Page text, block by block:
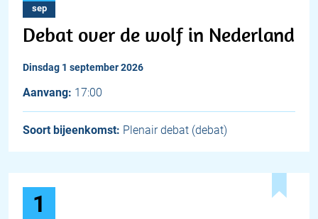
sep
Debat over de wolf in Nederland
dinsdag 1 september 2026
Aanvang: 17:00
Soort bijeenkomst: Plenair debat (debat)
1